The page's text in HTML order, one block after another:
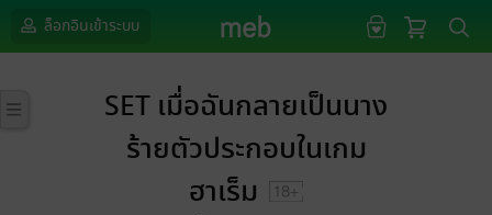
ล็อกอินเข้าระบบ
SET เมื่อฉันกลายเป็นนาง
ร้ายตัวประกอบในเกม
ฮาเร็ม